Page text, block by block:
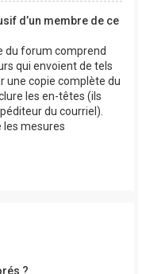
d’un membre de ce
du forum comprend
qui envoient de tels
une copie complète du
les en-têtes (ils
du courriel).
les mesures
?